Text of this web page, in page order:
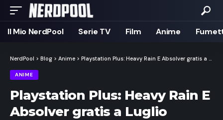
Il Mio NerdPool Serie TV Film Anime
NerdPool > Blog > Anime > Playstation Plus: Heavy Rain E Absolver gratis a Luglio
ANIME
Playstation Plus: Heavy Rain E
Absolver gratis a Luglio